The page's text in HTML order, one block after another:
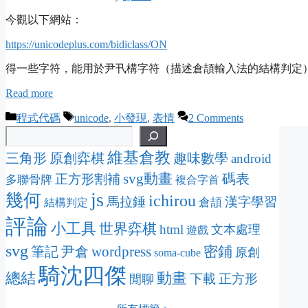
今觀以下網站：
https://unicodeplus.com/bidiclass/ON
得一些字符，能用於尹卂構字符（描述倉頡輸入法的結構判定
Read more
Categories
程式代碼 Tags
unicode, 小發現, 表情 2 Comments
三角形 原創弈棋維基倉教 趣味數學 android
多聯骨牌 正方形割補 svg動畫 複合字首 碼表
幾何 結構判定 js 馬拉錘ichirou 倉頡 漢字學習
評論 小工具 世界弈棋html 遊戲 文本處理
svg筆記尹倉 wordpress soma-cube 密鋪 原創
總結 騎沈四傑 閒聊 動畫 下載 正方形